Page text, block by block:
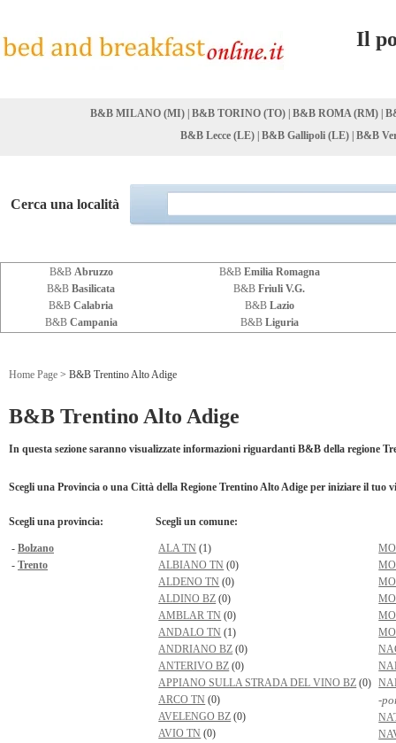
Il
B&B MILANO (MI) B&B TORINO (TO) B&B ROMA (RM)
B&B Lecce (LE) B&B Gallipoli (LE) B&B
Cerca una località
B&B Abruzzo B&B Emilia Romagna
B&B Basilicata B&B Friuli V.G.
B&B Calabria B&B Lazio
B&B Campania B&B Liguria
Home Page > B&B Trentino Alto Adige
B&B Trentino Alto Adige
In questa sezione saranno visualizzate informazioni riguardanti B&B della regione
Scegli una Provincia o una Città della Regione Trentino Alto Adige per iniziare il tuo
Scegli una provincia:
- Bolzano
- Trento
Scegli un comune:
ALA TN (1)
ALBIANO TN (0)
ALDENO TN (0)
ALDINO BZ (0)
AMBLAR TN (0)
ANDALO TN (1)
ANDRIANO BZ (0)
ANTERIVO BZ (0)
APPIANO SULLA STRADA DEL VINO BZ (0)
ARCO TN (0)
AVELENGO BZ (0)
AVIO TN (0)
-